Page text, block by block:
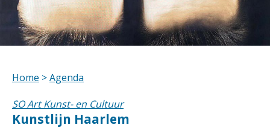
Home >Agenda
SO Art Kunst- en Cultuur
Kunstlijn Haarlem